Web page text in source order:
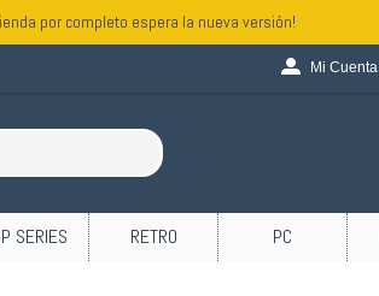
por completo espera la nueva versión!
Mi Cuenta
SERIES RETRO PC